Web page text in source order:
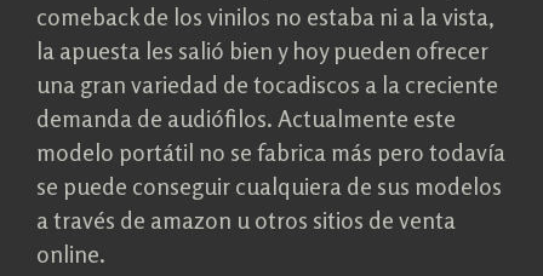
comeback de los vinilos no estaba ni a la vista,
la apuesta les salió bien y hoy pueden ofrecer
una gran variedad de tocadiscos a la creciente
demanda de audiófilos. Actualmente este
modelo portátil no se fabrica más pero todavía
se puede conseguir cualquiera de sus modelos
a través de amazon u otros sitios de venta
online.